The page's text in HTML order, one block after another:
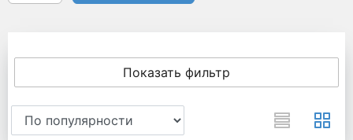
Показать фильтр